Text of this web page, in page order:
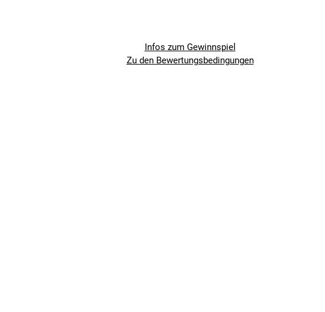
Infos zum Gewinnspiel
Zu den Bewertungsbedingungen